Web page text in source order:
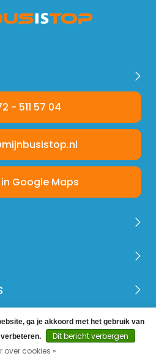
- 511 57 04
Google Maps
Bus is Top -Webshop laten
door Red Banana
ga je akkoord met het gebruik van
Dit bericht verbergen
over cookies »